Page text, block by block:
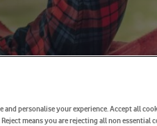
personalise your experience. Accept all
means you are rejecting all non essential